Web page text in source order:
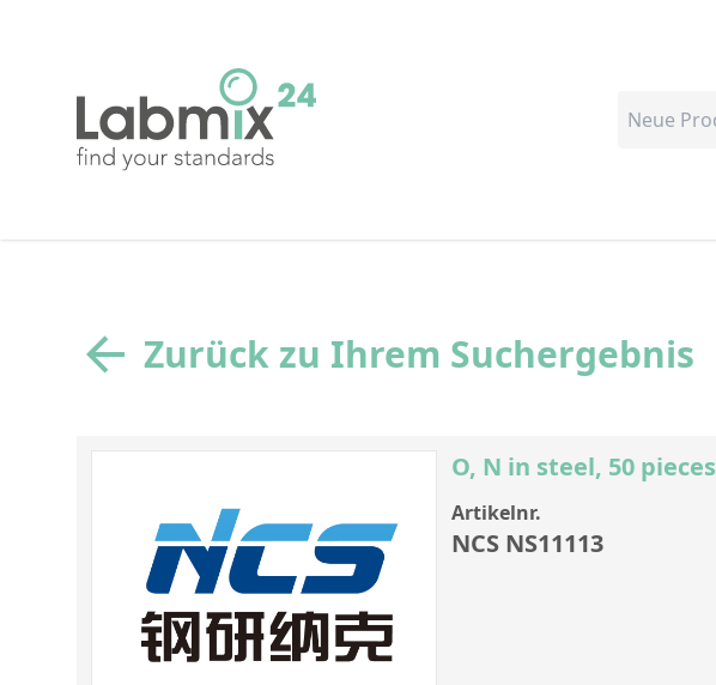
Zurück zu Ihrem Suchergebnis
O, N in steel, 50 pieces
Artikelnr.
NCS NS11113